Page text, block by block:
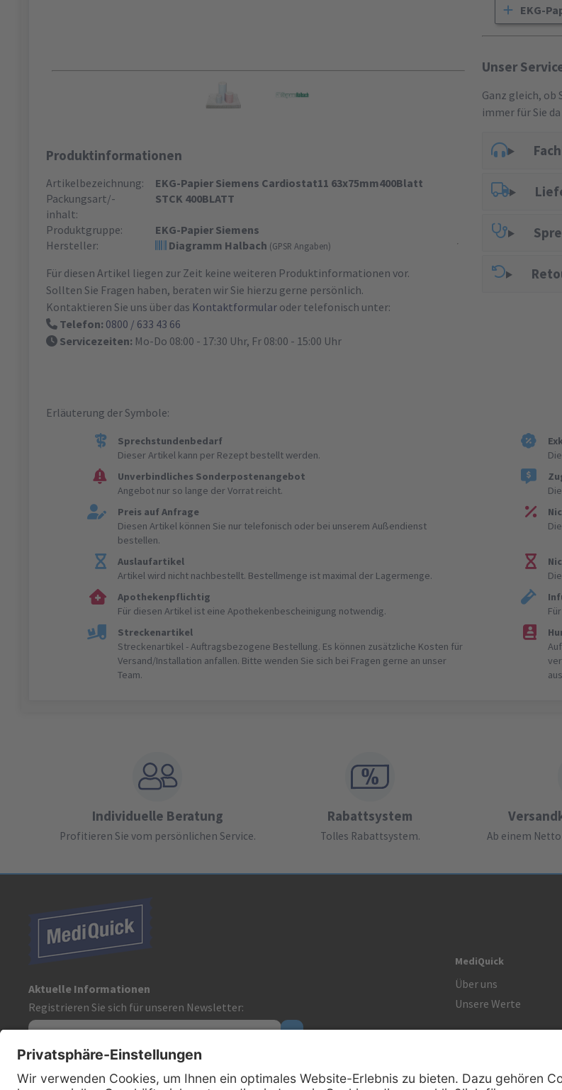
Produktinformationen
Artikelbezeichnung:
EKG-Papier Siemens Cardiostat11 63x75mm400Blatt
Packungsart/-
inhalt:
STCK 400BLATT
Produktgruppe:
EKG-Papier Siemens
Hersteller:
Diagramm Halbach (GPSR Angaben)
Für diesen Artikel liegen zur Zeit keine weiteren Produktinformationen vor.
Sollten Sie Fragen haben, beraten wir Sie hierzu gerne persönlich.
Kontaktieren Sie uns über das Kontaktformular oder telefonisch unter:
Telefon: 0800 / 633 43 66
Servicezeiten: Mo-Do 08:00 - 17:30 Uhr, Fr 08:00 - 15:00 Uhr
EKG-
Unser
Ganz gleich, ob
immer für Sie
Erläuterung der Symbole:
Sprechstundenbedarf
Dieser Artikel kann per Rezept bestellt werden.
Unverbindliches Sonderpostenangebot
Angebot nur so lange der Vorrat reicht.
Preis auf Anfrage
Diesen Artikel können Sie nur telefonisch oder bei unserem Außendienst
bestellen.
Auslaufartikel
Artikel wird nicht nachbestellt. Bestellmenge ist maximal der Lagermenge.
Apothekenpflichtig
Für diesen Artikel ist eine Apothekenbescheinigung notwendig.
Streckenartikel
Streckenartikel - Auftragsbezogene Bestellung. Es können zusätzliche Kosten für
Versand/Installation anfallen. Bitte wenden Sie sich bei Fragen gerne an unser
Team.
Individuelle Beratung
Profitieren Sie vom persönlichen Service.
Rabattsystem
Tolles Rabattsystem. Ab einem
Aktuelle Informationen
Registrieren Sie sich für unseren Newsletter:
Kontakt
MediQuick
Über uns
Unsere Werte